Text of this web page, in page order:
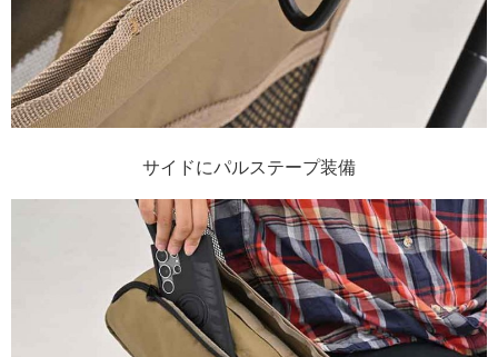
サイドにパルステープ装備